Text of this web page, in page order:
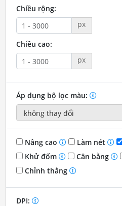
Chiều rộng:
px
Chiều cao:
px
Áp dụng bộ lọc màu:
Nâng cao Làm nét
Khử đốm
Cân bằng
Chỉnh thẳng
DPI: